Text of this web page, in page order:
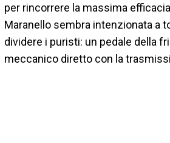
per rincorrere la massima
Maranello sembra intenzionata a
dividere i puristi: un pedale della
meccanico diretto con la